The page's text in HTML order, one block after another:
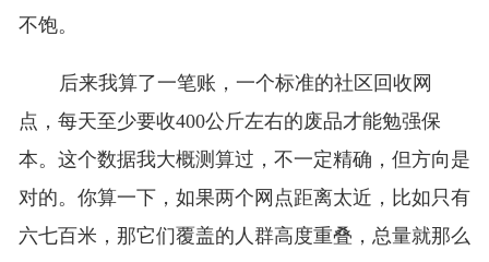
不饱。
后来我算了一笔账，一个标准的社区回收网
点，每天至少要收400公斤左右的废品才能勉强保
本。这个数据我大概测算过，不一定精确，但方向是
对的。你算一下，如果两个网点距离太近，比如只有
六七百米，那它们覆盖的人群高度重叠，总量就那么